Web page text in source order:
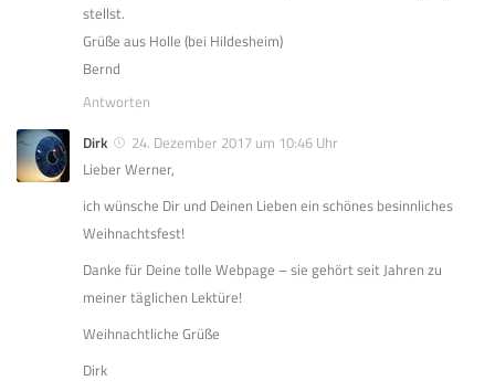
stellst.
Grüße aus Holle (bei Hildesheim)
Bernd
Antworten
Dirk
24. Dezember 2017 um 10:46 Uhr
Lieber Werner,
ich wünsche Dir und Deinen Lieben ein schönes besinnliches
Weihnachtsfest!
Danke für Deine tolle Webpage – sie gehört seit Jahren zu
meiner täglichen Lektüre!
Weihnachtliche Grüße
Dirk